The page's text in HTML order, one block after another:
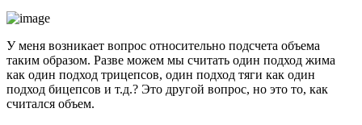
У меня возникает вопрос относительно подсчета объема
таким образом. Разве можем мы считать один подход жима
как один подход трицепсов, один подход тяги как один
подход бицепсов и т.д.? Это другой вопрос, но это то, как
считался объем.